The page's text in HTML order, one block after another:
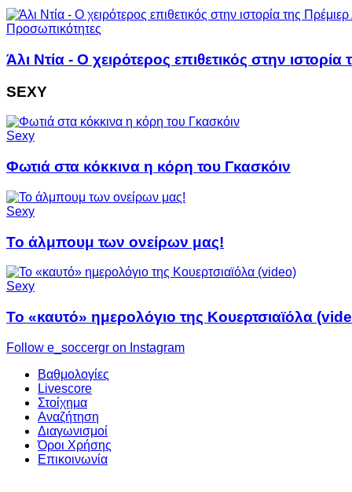
Προσωπικότητες
Άλι Ντία - Ο χειρότερος επιθετικός στην ιστορία
SEXY
Sexy
Φωτιά στα κόκκινα η κόρη του Γκασκόιν
Sexy
Το άλμπουμ των ονείρων μας!
Sexy
Το «καυτό» ημερολόγιο της Κουερτσιαϊόλα
Follow e_soccergr on Instagram
Βαθμολογίες
Livescore
Στοίχημα
Αναζήτηση
Διαγωνισμοί
Όροι Χρήσης
Επικοινωνία